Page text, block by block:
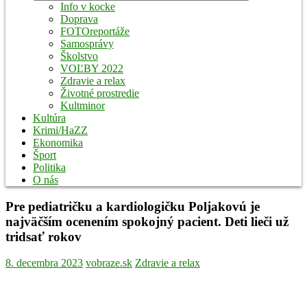
Info v kocke
Doprava
FOTOreportáže
Samosprávy
Školstvo
VOĽBY 2022
Zdravie a relax
Životné prostredie
Kultminor
Kultúra
Krimi/HaZZ
Ekonomika
Šport
Politika
O nás
Pre pediatričku a kardiologičku Poljakovú je
najväčším ocenením spokojný pacient. Deti lieči už
tridsať rokov
8. decembra 2023 vobraze.sk Zdravie a relax